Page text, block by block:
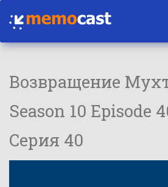
Возвращение
Season 10 Episode
Серия 40